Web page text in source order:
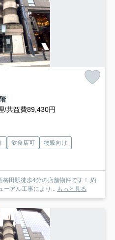
/共益費89,430円
飲食店可
物販向け
田駅徒歩4分の店舗物件です！ 約
ーアル工事により... もっと見る